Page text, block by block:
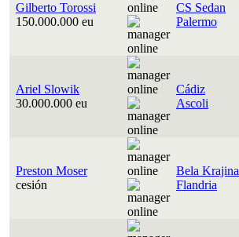
Gilberto Torossi
150.000.000 eu
CS Sedan
Palermo
Ariel Slowik
30.000.000 eu
Cádiz
Ascoli
Preston Moser
cesión
Bela Krajina
Flandria